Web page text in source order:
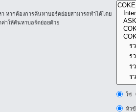
หากต้องการค้นหาบอร์ดย่อยสามารถทำได้โดย
าให้ค้นหาบอร์ดย่อยด้วย
ใช่
หัว